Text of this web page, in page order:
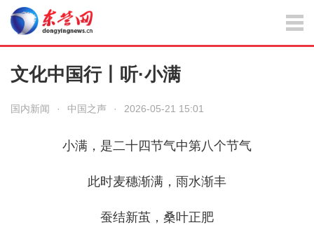
文化中国行丨听·小满
国内新闻 · 中国之声 · 2026-05-21 15:01
小满，是二十四节气中第八个节气
此时麦穗渐满，雨水渐丰
蚕结新茧，桑叶正肥